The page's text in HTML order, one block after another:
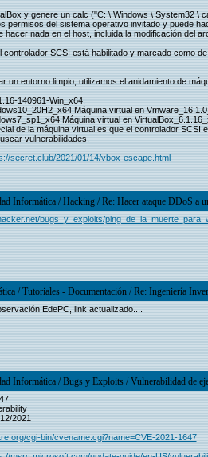
y genere un calc ("C: \ Windows \ System32 \
permisos del sistema operativo invitado y puede
hacer nada en el host, incluida la modificación del
controlador SCSI está habilitado y marcado como
un entorno limpio, utilizamos el anidamiento de
140961-Win_x64.
Máquina virtual en
Máquina virtual en
de la máquina virtual es que el controlador
vulnerabilidades.
secret.club/2021/01/14/vbox-escape.html
Informática/Hacking/Re: Hacer ataque DDoS a
bugs_y_exploits/
/Tutoriales - Documentación/Re: Ingeniería
EdePC, link actualizado....
Informática/Bugs y Exploits/Vulnerabilidad de
2021
cgi-bin/cvename.cgi?name=CVE-2021-1647